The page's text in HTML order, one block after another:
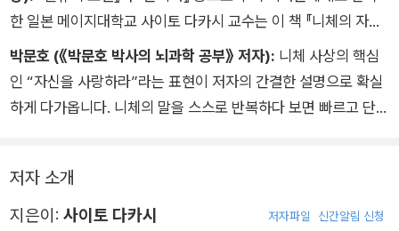
한 일본 메이지대학교 사이토 다카시 교수는 이 책 『니체의 자존
감 수업』에서 흔히 ‘철학자들의 철학자’로 불리는 니체의 명언들
을 ‘북극성’에 비유하며 우리 삶 곳곳에 귀중한 이정표를 세워줍
니다. 이 책은 특히 니체의 두 대표 저서 『차라투스트라는 이렇게
야금 읽으십시오. 근거 없는 자만감이나 어쭙잖은 자존심이 아니
박문호 (《박문호 박사의 뇌과학 공부》 저자): 니체 사상의 핵심
인 “자신을 사랑하라”라는 표현이 저자의 간결한 설명으로 확실
하게 다가옵니다. 니체의 말을 스스로 반복하다 보면 빠르고 단단
법도 없습니다. 자신을 사랑하는 사람은 타인을 향한 시기와 질투
가 없고 긍정적인 인생을 살아갑니다. 그리고 자신을 사랑할 때
저자 소개
지은이: 사이토 다카시 저자파일 신간알림 신청